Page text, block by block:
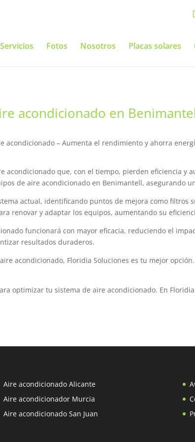
Servicios Fotos Nosotros Placas solares
acondicionado en
acondicionado – Aumenta el rendimiento y ahorra
acondicionado que, con el tiempo, pierden eficiencia y
de aire acondicionado en Benimantell, asegurando
actual, identificando puntos de mejora como filtros
renovar y adaptar los equipos, aumentando su
funcionará con mayor eficacia, reduciendo el
resultados duraderos.
acondicionado, Floridia Soluciones es tu mejor
optimizar tu sistema de aire acondicionado. En
Aire acondicionado Alicante
Aire acondicionador Murcia
Aire acondicionado San Juan